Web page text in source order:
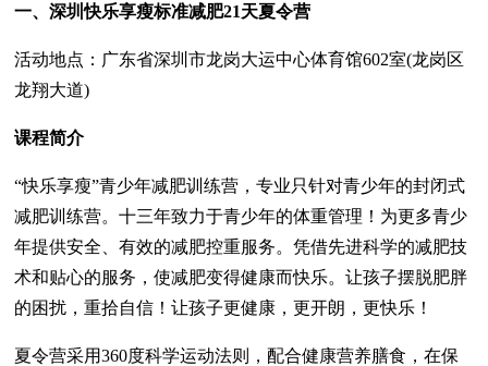
一、深圳快乐享瘦标准减肥21天夏令营
活动地点：广东省深圳市龙岗大运中心体育馆602室(龙岗区
龙翔大道)
课程简介
“快乐享瘦”青少年减肥训练营，专业只针对青少年的封闭式
减肥训练营。十三年致力于青少年的体重管理！为更多青少
年提供安全、有效的减肥控重服务。凭借先进科学的减肥技
术和贴心的服务，使减肥变得健康而快乐。让孩子摆脱肥胖
的困扰，重拾自信！让孩子更健康，更开朗，更快乐！
夏令营采用360度科学运动法则，配合健康营养膳食，在保